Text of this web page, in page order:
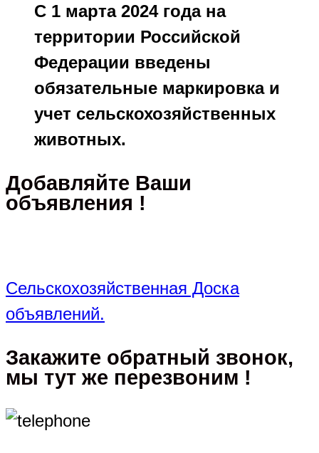
С 1 марта 2024 года на
территории Российской
Федерации введены
обязательные маркировка и
учет сельскохозяйственных
животных.
Добавляйте Ваши
объявления !
Сельскохозяйственная Доска
объявлений.
Закажите обратный звонок,
мы тут же перезвоним !